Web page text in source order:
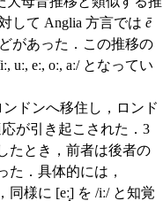
して Anglia 方言では ē
があった．この推移の
eː, oː, aː/ となってい
ドンへ移住し，ロンド
が引き起こされた．3
たとき，前者は後者の
た．具体的には，
同様に [eː̝] を /iː/ と知覚